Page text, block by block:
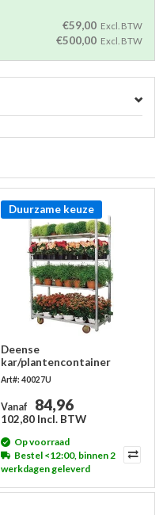
€59,00 Excl. BTW
€500,00 Excl. BTW
Duurzame keuze
Deense
kar/plantencontainer
1350x565x1900mm -
gebruikt
Art#: 40027U
Vanaf 84,96
102,80 Incl. BTW
Op voorraad
Bestel <12:00, binnen 2
werkdagen geleverd